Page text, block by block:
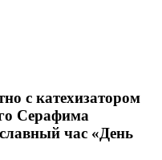
с катехизатором
Серафима
час «День